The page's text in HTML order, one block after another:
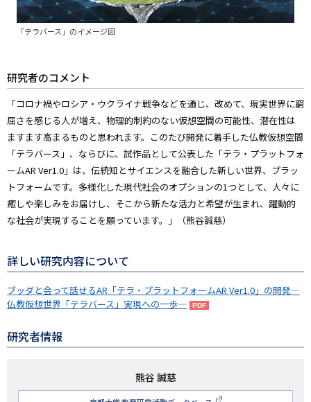
「テラバース」のイメージ図
研究者のコメント
「コロナ禍やロシア・ウクライナ戦争などを通じ、改めて、現実世界に窮
屈さを感じる人が増え、物理的制約のない仮想空間の可能性、潜在性は
ますます高まるものと思われます。このたび開発に着手した仏教仮想空間
「テラバース」、ならびに、試作品として公表した「テラ・プラットフォ
ームAR Ver1.0」は、伝統知とサイエンスを融合した新しい世界、プラッ
トフォームです。多様化した現代社会のオプションの1つとして、人々に
癒しや楽しみをお届けし、そこから新たな活力と希望が生まれ、躍動的
な社会が実現することを願っています。」（熊谷誠慈）
詳しい研究内容について
ブッダと会って話せるAR「テラ・プラットフォームAR Ver1.0」の開発―
仏教仮想世界「テラバース」実現への一歩―
研究者情報
研
究
熊谷 誠慈